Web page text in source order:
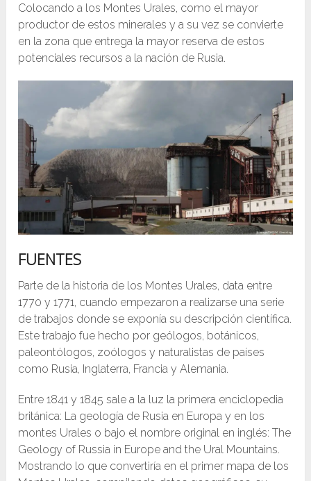
Colocando a los Montes Urales, como el mayor
productor de estos minerales y a su vez se convierte
en la zona que entrega la mayor reserva de estos
potenciales recursos a la nación de Rusia.
FUENTES
Parte de la historia de los Montes Urales, data entre
1770 y 1771, cuando empezaron a realizarse una serie
de trabajos donde se exponía su descripción científica.
Este trabajo fue hecho por geólogos, botánicos,
paleontólogos, zoólogos y naturalistas de países
como Rusia, Inglaterra, Francia y Alemania.
Entre 1841 y 1845 sale a la luz la primera enciclopedia
británica: La geología de Rusia en Europa y en los
montes Urales o bajo el nombre original en inglés: The
Geology of Russia in Europe and the Ural Mountains.
Mostrando lo que convertiría en el primer mapa de los